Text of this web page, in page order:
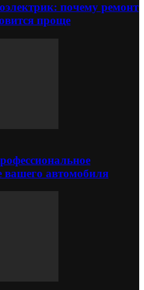
почему ремонт
проще
вашего автомобиля